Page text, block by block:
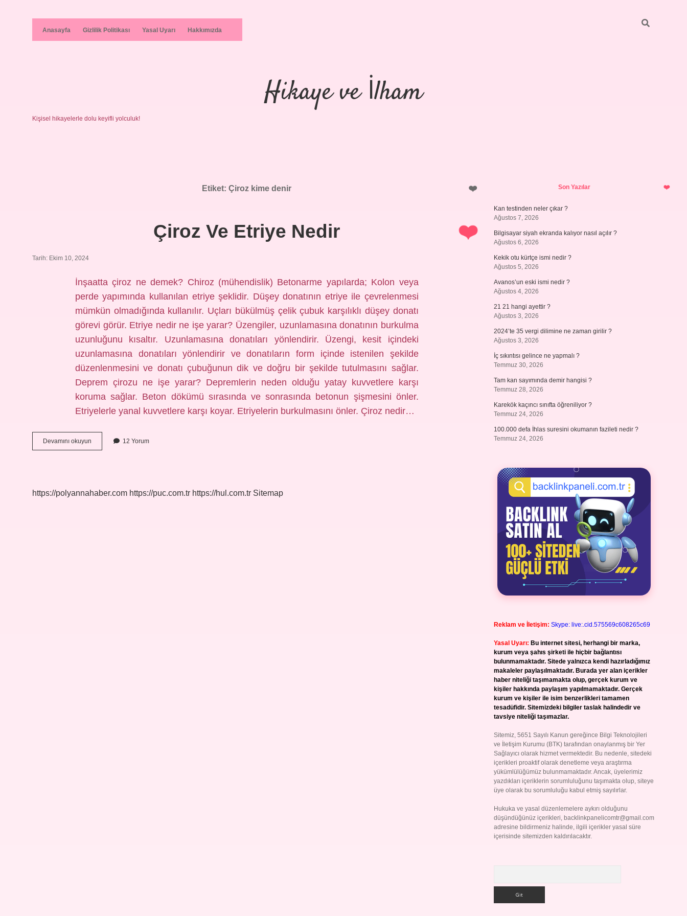
Anasayfa Gizlilik Politikası Yasal Uyarı Hakkımızda
Hikaye ve İlham
Kişisel hikayelerle dolu keyifli yolculuk!
Etiket:Çiroz kime denir
Çiroz Ve Etriye Nedir
Tarih: Ekim 10, 2024
İnşaatta çiroz ne demek? Chiroz (mühendislik) Betonarme yapılarda; Kolon veya
perde yapımında kullanılan etriye şeklidir. Düşey donatının etriye ile çevrelenmesi
mümkün olmadığında kullanılır. Uçları bükülmüş çelik çubuk karşılıklı düşey donatı
görevi görür. Etriye nedir ne işe yarar? Üzengiler, uzunlamasına donatının burkulma
uzunluğunu kısaltır. Uzunlamasına donatıları yönlendirir. Üzengi, kesit içindeki
uzunlamasına donatıları yönlendirir ve donatıların form içinde istenilen şekilde
düzenlenmesini ve donatı çubuğunun dik ve doğru bir şekilde tutulmasını sağlar.
Deprem çirozu ne işe yarar? Depremlerin neden olduğu yatay kuvvetlere karşı
koruma sağlar. Beton dökümü sırasında ve sonrasında betonun şişmesini önler.
Etriyelerle yanal kuvvetlere karşı koyar. Etriyelerin burkulmasını önler. Çiroz nedir…
Devamını okuyun
Ve
12 Yorum
https://polyannahaber.com https://puc.com.tr https://hul.com.tr Sitemap
SidebarSon Yazılar
Kan testinden neler çıkar ?
Ağustos 7, 2026
Bilgisayar siyah ekranda kalıyor nasıl açılır ?
Ağustos 6, 2026
Kekik otu kürtçe ismi nedir ?
Ağustos 5, 2026
Avanos’un eski ismi nedir ?
Ağustos 4, 2026
21 21 hangi ayettir ?
Ağustos 3, 2026
2024’te 35 vergi dilimine ne zaman girilir ?
Ağustos 3, 2026
İç sıkıntısı gelince ne yapmalı ?
Temmuz 30, 2026
Tam kan sayımında demir hangisi ?
Temmuz 28, 2026
Karekök kaçıncı sınıfta öğreniliyor ?
Temmuz 24, 2026
100.000 defa İhlas suresini okumanın fazileti nedir ?
Temmuz 24, 2026
Reklam ve İletişim: Skype: live:.cid.575569c608265c69
Yasal Uyarı: Bu internet sitesi, herhangi bir marka,
kurum veya şahıs şirketi ile hiçbir bağlantısı
bulunmamaktadır. Sitede yalnızca kendi hazırladığımız
makaleler paylaşılmaktadır. Burada yer alan içerikler
haber niteliği taşımamakta olup, gerçek kurum ve
kişiler hakkında paylaşım yapılmamaktadır. Gerçek
kurum ve kişiler ile isim benzerlikleri tamamen
tesadüfidir. Sitemizdeki bilgiler taslak halindedir ve
tavsiye niteliği taşımazlar.
Sitemiz, 5651 Sayılı Kanun gereğince Bilgi Teknolojileri
ve İletişim Kurumu (BTK) tarafından onaylanmış bir Yer
Sağlayıcı olarak hizmet vermektedir. Bu nedenle, sitedeki
içerikleri proaktif olarak denetleme veya araştırma
yükümlülüğümüz bulunmamaktadır. Ancak, üyelerimiz
yazdıkları içeriklerin sorumluluğunu taşımakta olup, siteye
üye olarak bu sorumluluğu kabul etmiş sayılırlar.
Hukuka ve yasal düzenlemelere aykırı olduğunu
düşündüğünüz içerikleri, backlinkpanelicomtr@gmail.com
adresine bildirmeniz halinde, ilgili içerikler yasal süre
içerisinde sitemizden kaldırılacaktır.